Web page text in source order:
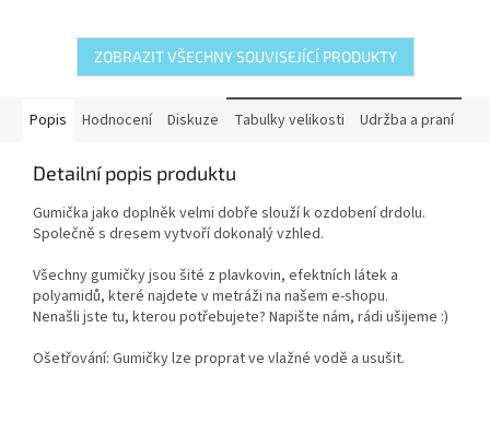
ZOBRAZIT VŠECHNY SOUVISEJÍCÍ PRODUKTY
Popis Hodnocení Diskuze Tabulky velikosti Udržba a praní
Detailní popis produktu
Gumička jako doplněk velmi dobře slouží k ozdobení drdolu.
Společně s dresem vytvoří dokonalý vzhled.
Všechny gumičky jsou šité z plavkovin, efektních látek a
polyamidů, které najdete v metráži na našem e-shopu.
Nenašli jste tu, kterou potřebujete? Napište nám, rádi ušijeme :)
Ošetřování: Gumičky lze proprat ve vlažné vodě a usušit.